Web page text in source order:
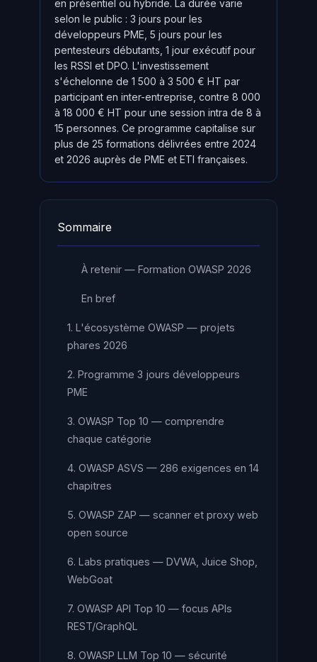
en présentiel ou hybride. La durée varie
selon le public : 3 jours pour les
développeurs PME, 5 jours pour les
pentesteurs débutants, 1 jour exécutif pour
les RSSI et DPO. L'investissement
s'échelonne de 1 500 à 3 500 € HT par
participant en inter-entreprise, contre 8 000
à 18 000 € HT pour une session intra de 8 à
15 personnes. Ce programme capitalise sur
plus de 25 formations délivrées entre 2024
et 2026 auprès de PME et ETI françaises.
Sommaire
À retenir — Formation OWASP 2026
En bref
1. L'écosystème OWASP — projets
phares 2026
2. Programme 3 jours développeurs
PME
3. OWASP Top 10 — comprendre
chaque catégorie
4. OWASP ASVS — 286 exigences en 14
chapitres
5. OWASP ZAP — scanner et proxy web
open source
6. Labs pratiques — DVWA, Juice Shop,
WebGoat
7. OWASP API Top 10 — focus APIs
REST/GraphQL
8. OWASP LLM Top 10 — sécurité